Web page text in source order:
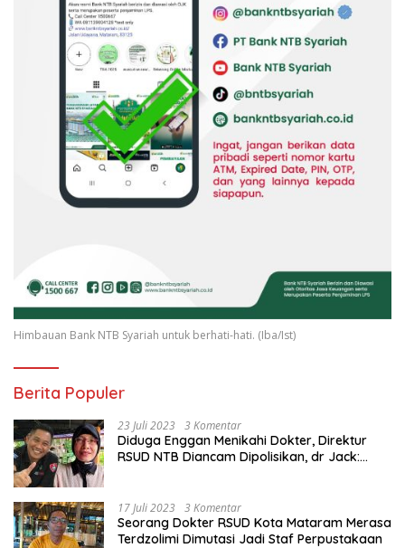
Himbauan Bank NTB Syariah untuk berhati-hati. (Iba/Ist)
Berita Populer
23 Juli 2023 3 Komentar
Diduga Enggan Menikahi Dokter, Direktur
RSUD NTB Diancam Dipolisikan, dr Jack:
17 Juli 2023 3 Komentar
Seorang Dokter RSUD Kota Mataram Merasa
Terdzolimi Dimutasi Jadi Staf Perpustakaan